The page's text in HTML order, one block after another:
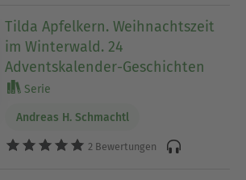
Tilda Apfelkern. Weihnachtszeit
im Winterwald. 24
Adventskalender-Geschichten
Serie
Andreas H. Schmachtl
2 Bewertungen